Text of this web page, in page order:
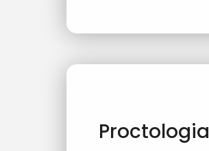
Proctologia